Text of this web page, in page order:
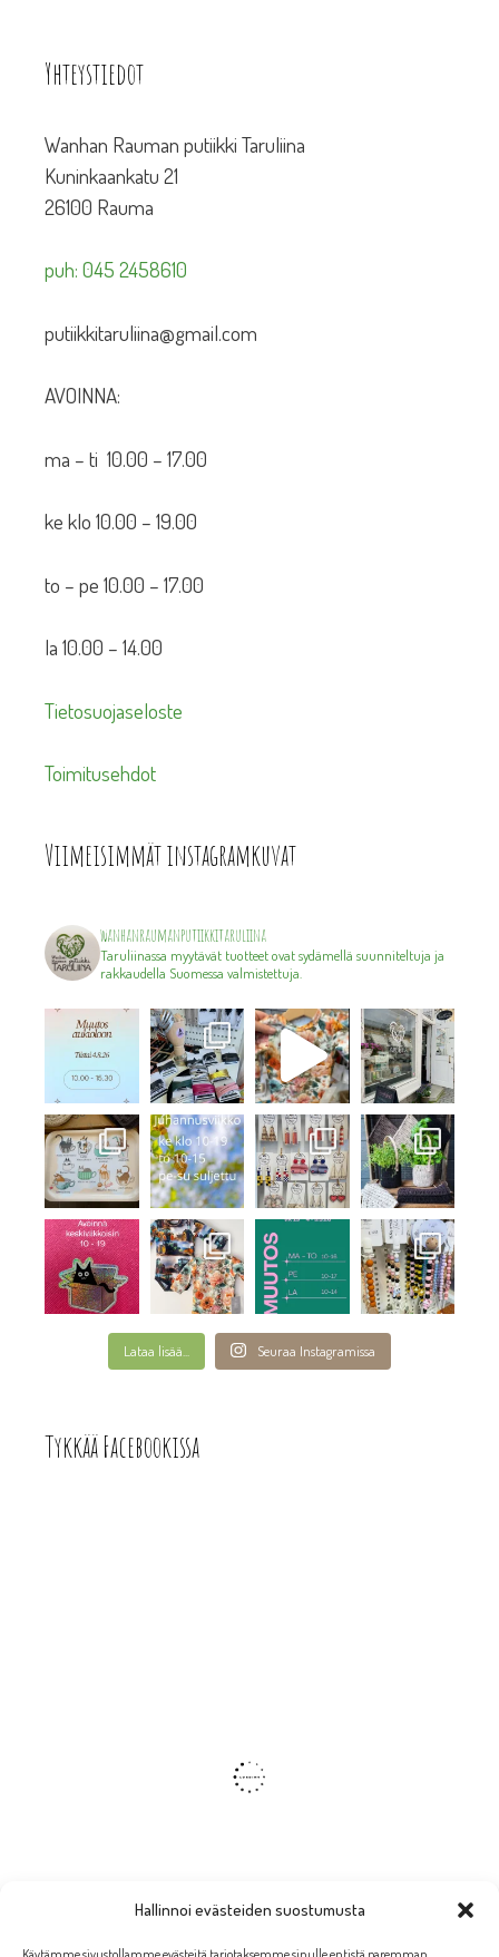
Hallinnoi evästeiden suostumusta
Yhteystiedot
Wanhan Rauman putiikki Taruliina
Kuninkaankatu 21
26100 Rauma
puh: 045 2458610
putiikkitaruliina@gmail.com
AVOINNA:
ma – ti 10.00 – 17.00
ke klo 10.00 – 19.00
to – pe 10.00 – 17.00
la 10.00 – 14.00
Tietosuojaseloste
Toimitusehdot
Viimeisimmät instagramkuvat
wanhanraumanputiikkitaruliina
Taruliinassa myytävät tuotteet ovat sydämellä suunniteltuja ja
rakkaudella Suomessa valmistettuja.
Lataa lisää... Seuraa Instagramissa
Tykkää Facebookissa